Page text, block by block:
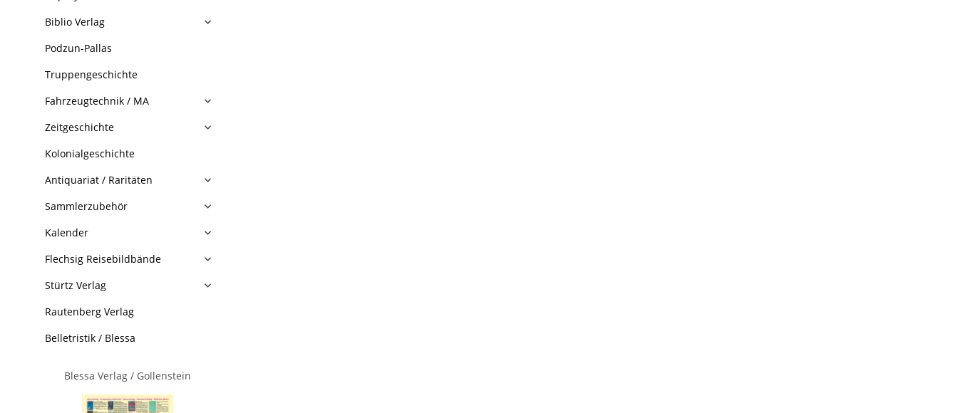
Biblio Verlag
Podzun-Pallas
Truppengeschichte
Fahrzeugtechnik / MA
Zeitgeschichte
Kolonialgeschichte
Antiquariat / Raritäten
Sammlerzubehör
Kalender
Flechsig Reisebildbände
Stürtz Verlag
Rautenberg Verlag
Belletristik / Blessa
Blessa Verlag / Gollenstein